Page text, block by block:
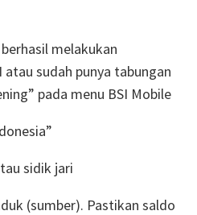
melakukan
sudah punya tabungan
pada menu BSI Mobile
sidik jari
(sumber). Pastikan saldo